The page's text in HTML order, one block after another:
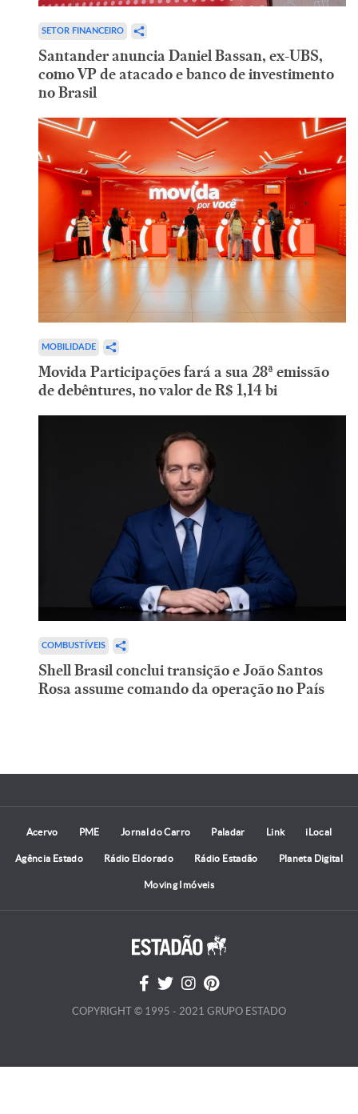
SETOR FINANCEIRO
Santander anuncia Daniel Bassan, ex-UBS,
como VP de atacado e banco de investimento
no Brasil
MOBILIDADE
Movida Participações fará a sua 28ª emissão
de debêntures, no valor de R$ 1,14 bi
COMBUSTÍVEIS
Shell Brasil conclui transição e João Santos
Rosa assume comando da operação no País
Acervo PME Jornal do Carro Paladar Link iLocal
Agência Estado Rádio Eldorado Rádio Estadão Planeta Digital
Moving Imóveis
COPYRIGHT © 1995 - 2021 GRUPO ESTADO